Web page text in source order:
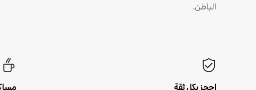
الباطن.
احجز بكل ثقة